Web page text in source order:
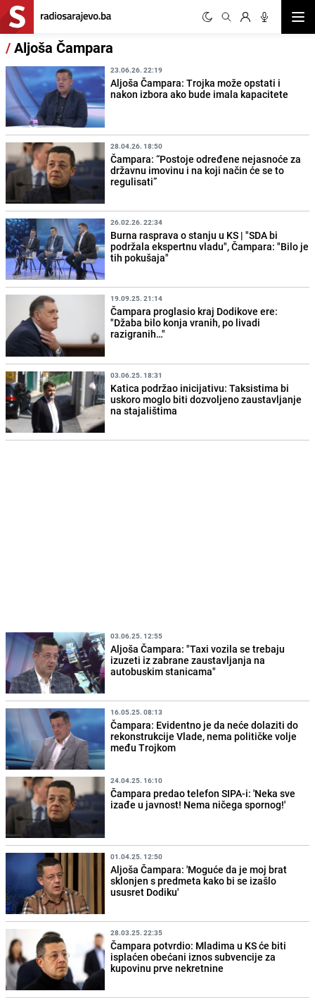
/Aljoša Čampara
23.06.26. 22:19
Aljoša Čampara: Trojka može opstati i
nakon izbora ako bude imala kapacitete
28.04.26. 18:50
Čampara: “Postoje određene nejasnoće za
državnu imovinu i na koji način će se to
regulisati”
26.02.26. 22:34
Burna rasprava o stanju u KS | "SDA bi
podržala ekspertnu vladu", Čampara: "Bilo je
tih pokušaja"
19.09.25. 21:14
Čampara proglasio kraj Dodikove ere:
"Džaba bilo konja vranih, po livadi
razigranih…"
03.06.25. 18:31
Katica podržao inicijativu: Taksistima bi
uskoro moglo biti dozvoljeno zaustavljanje
na stajalištima
03.06.25. 12:55
Aljoša Čampara: "Taxi vozila se trebaju
izuzeti iz zabrane zaustavljanja na
autobuskim stanicama"
16.05.25. 08:13
Čampara: Evidentno je da neće dolaziti do
rekonstrukcije Vlade, nema političke volje
među Trojkom
24.04.25. 16:10
Čampara predao telefon SIPA-i: 'Neka sve
izađe u javnost! Nema ničega spornog!'
01.04.25. 12:50
Aljoša Čampara: 'Moguće da je moj brat
sklonjen s predmeta kako bi se izašlo
ususret Dodiku'
28.03.25. 22:35
Čampara potvrdio: Mladima u KS će biti
isplaćen obećani iznos subvencije za
kupovinu prve nekretnine